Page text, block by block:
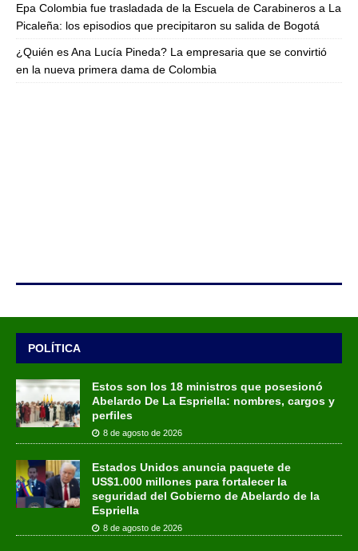
Epa Colombia fue trasladada de la Escuela de Carabineros a La
Picaleña: los episodios que precipitaron su salida de Bogotá
¿Quién es Ana Lucía Pineda? La empresaria que se convirtió
en la nueva primera dama de Colombia
POLÍTICA
Estos son los 18 ministros que posesionó
Abelardo De La Espriella: nombres, cargos y
perfiles
8 de agosto de 2026
Estados Unidos anuncia paquete de
US$1.000 millones para fortalecer la
seguridad del Gobierno de Abelardo de la
Espriella
8 de agosto de 2026